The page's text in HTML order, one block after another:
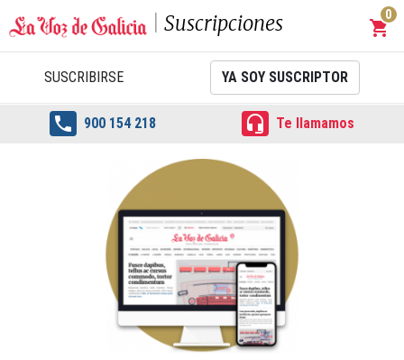
Suscripciones shopping_cart
0
SUSCRIBIRSE YA SOY SUSCRIPTOR
 900 154 218  Te llamamos